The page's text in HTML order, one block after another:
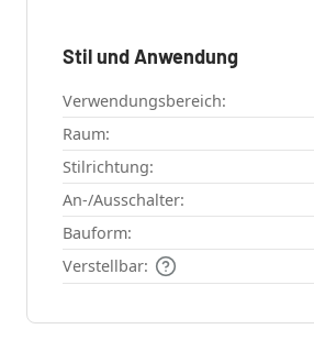
Stil und Anwendung
Verwendungsbereich:
Raum:
Stilrichtung:
An-/Ausschalter:
Bauform:
Verstellbar: